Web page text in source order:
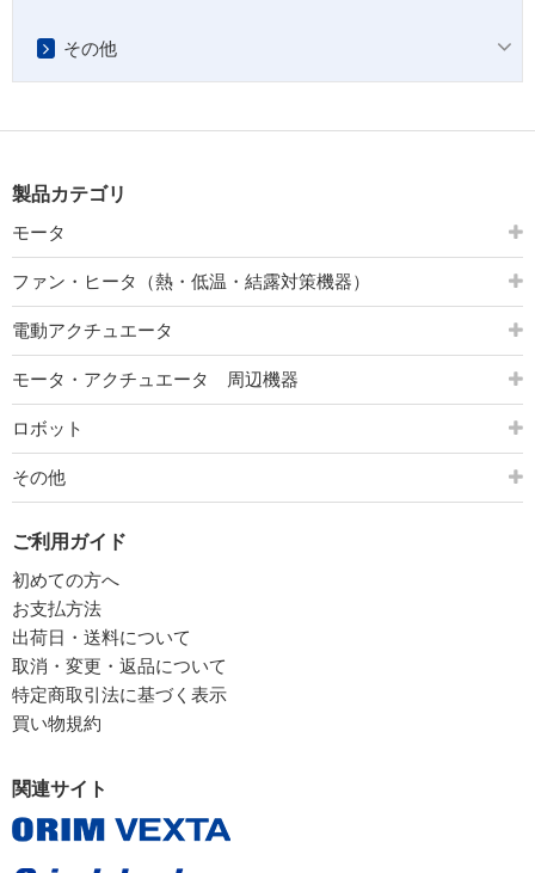
その他
製品カテゴリ
モータ
ファン・ヒータ（熱・低温・結露対策機器）
電動アクチュエータ
モータ・アクチュエータ 周辺機器
ロボット
その他
ご利用ガイド
初めての方へ
お支払方法
出荷日・送料について
取消・変更・返品について
特定商取引法に基づく表示
買い物規約
関連サイト